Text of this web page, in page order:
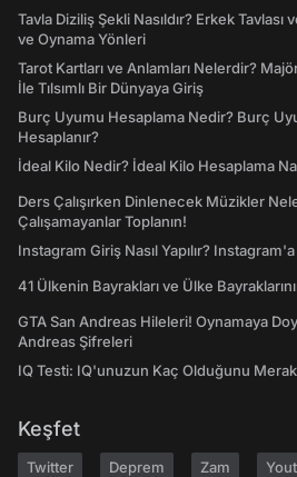
Tavla Diziliş Şekli Nasıldır? Erkek Tavlası
ve Oynama Yönleri
Tarot Kartları ve Anlamları Nelerdir?
İle Tılsımlı Bir Dünyaya Giriş
Burç Uyumu Hesaplama Nedir? Burç
Hesaplanır?
İdeal Kilo Nedir? İdeal Kilo Hesaplama
Ders Çalışırken Dinlenecek Müzikler
Çalışamayanlar Toplanın!
Instagram Giriş Nasıl Yapılır?
41 Ülkenin Bayrakları ve Ülke
GTA San Andreas Hileleri! Oynamaya
Andreas Şifreleri
IQ Testi: IQ'unuzun Kaç Olduğunu
Keşfet
Twitter Deprem Zam